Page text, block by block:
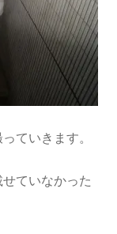
ていきます。
ていなかった